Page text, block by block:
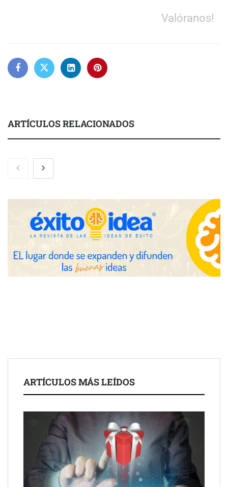
Valóranos!
ARTÍCULOS RELACIONADOS
Nicols presenta seis modelos de anillos de compromiso para el
eclipse solar del 12 de agosto
avanzadas para trading estratégico
COMPALISS de LYSOTRIC: cuando un solo producto multiplica
las posibilidades del salón profesional
Schaeffler mejora su rentabilidad en el primer semestre de 2026
ARTÍCULOS MÁS LEÍDOS